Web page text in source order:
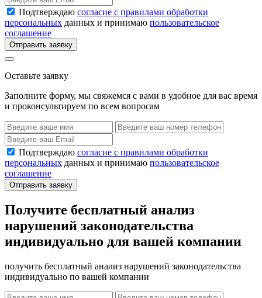
Подтверждаю согласие с правилами обработки
персональных данных и принимаю пользовательское
соглашение
Отправить заявку
Оставьте заявку
Заполните форму, мы свяжемся с вами в удобное для вас время
и проконсультируем по всем вопросам
Подтверждаю согласие с правилами обработки
персональных данных и принимаю пользовательское
соглашение
Отправить заявку
Получите бесплатный анализ
нарушений законодательства
индивидуально для вашей компании
получить бесплатный анализ нарушений законодательства
индивидуально по вашей компании